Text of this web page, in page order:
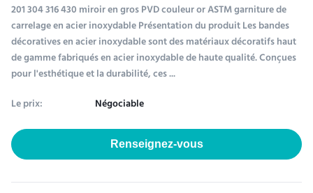
201 304 316 430 miroir en gros PVD couleur or ASTM garniture de
carrelage en acier inoxydable Présentation du produit Les bandes
décoratives en acier inoxydable sont des matériaux décoratifs haut
de gamme fabriqués en acier inoxydable de haute qualité. Conçues
pour l'esthétique et la durabilité, ces ...
Le prix:
Négociable
Renseignez-vous